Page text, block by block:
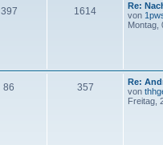
397 1614
Re:
von
Montag,
86 357
Re:
von
Freitag,